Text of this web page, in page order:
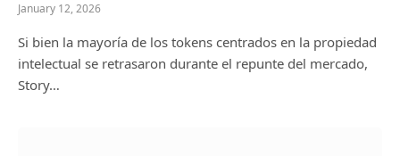
January 12, 2026
Si bien la mayoría de los tokens centrados en la propiedad
intelectual se retrasaron durante el repunte del mercado,
Story…